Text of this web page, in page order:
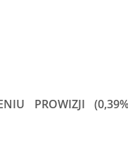
PROWIZJI